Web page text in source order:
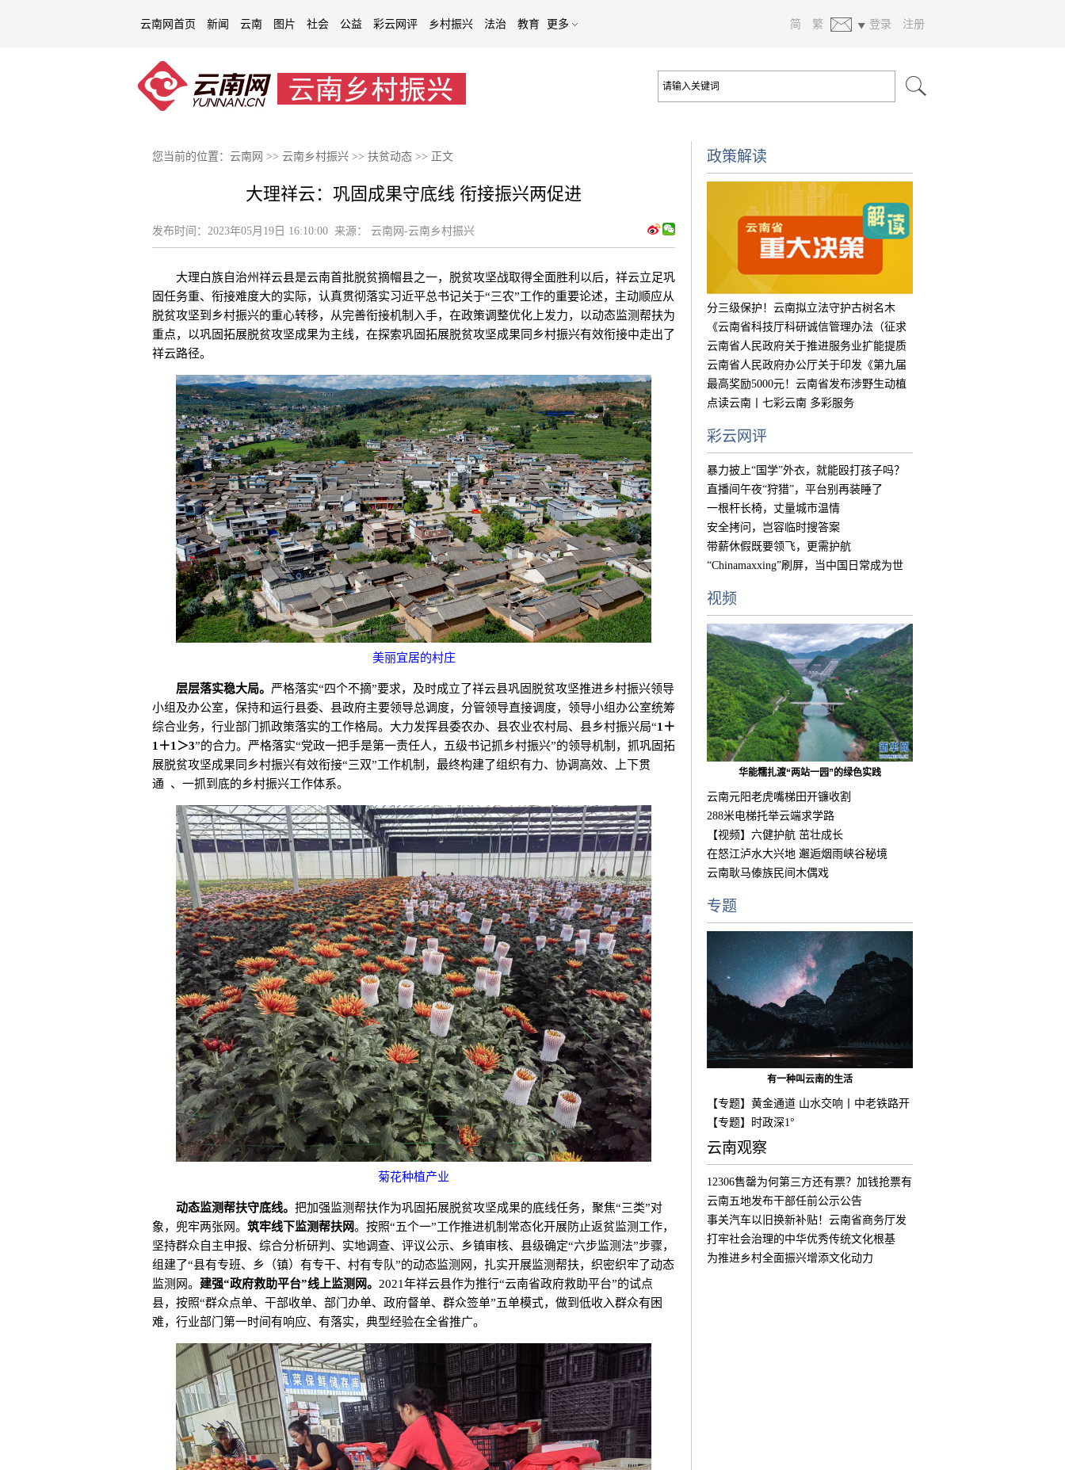
云南网首页 新闻 云南 图片 社会 公益 彩云网评 乡村振兴 法治 教育 更多 简 繁 登录 注册
您当前的位置： 云南网 >> 云南乡村振兴 >> 扶贫动态 >> 正文
大理祥云：巩固成果守底线 衔接振兴两促进
发布时间： 2023年05月19日 16:10:00 来源： 云南网-云南乡村振兴
大理白族自治州祥云县是云南首批脱贫摘帽县之一，脱贫攻坚战取得全面胜利以后，祥云立足巩
固任务重、衔接难度大的实际，认真贯彻落实习近平总书记关于“三农”工作的重要论述，主动顺应从
脱贫攻坚到乡村振兴的重心转移，从完善衔接机制入手，在政策调整优化上发力，以动态监测帮扶为
重点，以巩固拓展脱贫攻坚成果为主线，在探索巩固拓展脱贫攻坚成果同乡村振兴有效衔接中走出了
祥云路径。
美丽宜居的村庄
层层落实稳大局。 严格落实“四个不摘”要求，及时成立了祥云县巩固脱贫攻坚推进乡村振兴领导
小组及办公室，保持和运行县委、县政府主要领导总调度，分管领导直接调度，领导小组办公室统筹
综合业务，行业部门抓政策落实的工作格局。大力发挥县委农办、县农业农村局、县乡村振兴局“1＋
1＋1＞3”的合力。严格落实“党政一把手是第一责任人，五级书记抓乡村振兴”的领导机制，抓巩固拓
展脱贫攻坚成果同乡村振兴有效衔接“三双”工作机制，最终构建了组织有力、协调高效、上下贯
通
、一抓到底的乡村振兴工作体系。
菊花种植产业
动态监测帮扶守底线。 把加强监测帮扶作为巩固拓展脱贫攻坚成果的底线任务，聚焦“三类”对
象，兜牢两张网。 筑牢线下监测帮扶网。按照“五个一”工作推进机制常态化开展防止返贫监测工作，
坚持群众自主申报、综合分析研判、实地调查、评议公示、乡镇审核、县级确定“六步监测法”步骤，
组建了“县有专班、乡（镇）有专干、村有专队”的动态监测网，扎实开展监测帮扶，织密织牢了动态
监测网。 建强“政府救助平台”线上监测网。 2021年祥云县作为推行“云南省政府救助平台”的试点
县，按照“群众点单、干部收单、部门办单、政府督单、群众签单”五单模式，做到低收入群众有困
难，行业部门第一时间有响应、有落实，典型经验在全省推广。
政策解读
分三级保护！云南拟立法守护古树名木
《云南省科技厅科研诚信管理办法（征求
意见
云南省人民政府关于推进服务业扩能提质
的实
云南省人民政府办公厅关于印发《第九届
中国
最高奖励5000元！云南省发布涉野生动植
物违
点读云南丨七彩云南 多彩服务
彩云网评
暴力披上“国学”外衣，就能殴打孩子吗？
直播间午夜“狩猎”，平台别再装睡了
一根杆长椅，丈量城市温情
安全拷问，岂容临时搜答案
带薪休假既要领飞，更需护航
“Chinamaxxing”刷屏，当中国日常成为世
视频
华能糯扎渡“两站一园”的绿色实践
云南元阳老虎嘴梯田开镰收割
288米电梯托举云端求学路
【视频】六健护航 茁壮成长
在怒江泸水大兴地 邂逅烟雨峡谷秘境
云南耿马傣族民间木偶戏
专题
有一种叫云南的生活
【专题】黄金通道 山水交响丨中老铁路开
通
【专题】时政深1°
云南观察
12306售罄为何第三方还有票？加钱抢票有
用
云南五地发布干部任前公示公告
事关汽车以旧换新补贴！云南省商务厅发
布公
打牢社会治理的中华优秀传统文化根基
为推进乡村全面振兴增添文化动力